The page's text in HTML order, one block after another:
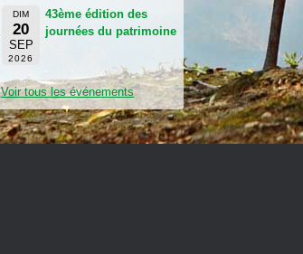
DIM
20
SEP
2026
43ème édition des
journées du patrimoine
Voir tous les événements